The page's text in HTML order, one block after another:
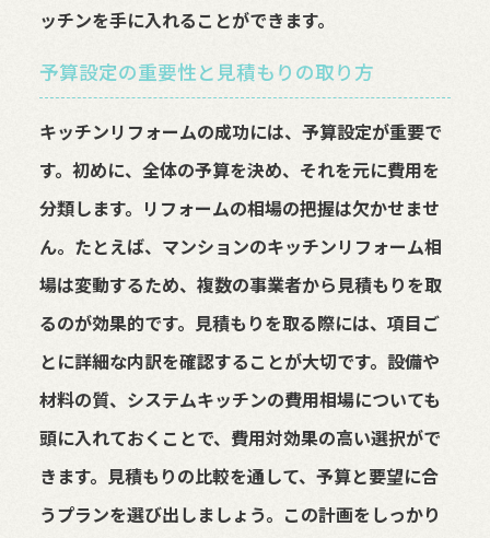
ッチンを手に入れることができます。
予算設定の重要性と見積もりの取り方
キッチンリフォームの成功には、予算設定が重要で
す。初めに、全体の予算を決め、それを元に費用を
分類します。リフォームの相場の把握は欠かせませ
ん。たとえば、マンションのキッチンリフォーム相
場は変動するため、複数の事業者から見積もりを取
るのが効果的です。見積もりを取る際には、項目ご
とに詳細な内訳を確認することが大切です。設備や
材料の質、システムキッチンの費用相場についても
頭に入れておくことで、費用対効果の高い選択がで
きます。見積もりの比較を通して、予算と要望に合
うプランを選び出しましょう。この計画をしっかり